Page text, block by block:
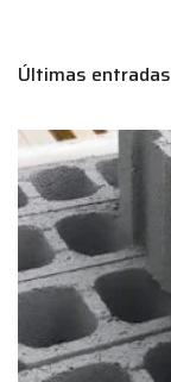
Últimas entradas